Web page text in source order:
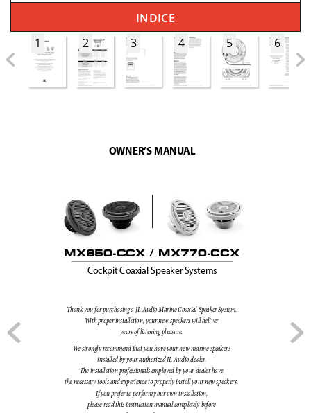
INDICE
1
2 3 4 5 6
OWNER’S MANUAL
Cockpit Coaxial Speaker Systems
MX650-CCX / MX770-CCX
Thank you for purchasing a JL Audio Marine Coaxial Speaker System.
With proper installation, your new speakers will deliver
years of listening pleasure.
We strongly recommend that you have your new marine speakers
installed by your authorized JL Audio dealer.
The installation professionals employed by your dealer have
the necessary tools and experience to properly install your new speakers.
If you prefer to perform your own installation,
please read this instruction manual completely before